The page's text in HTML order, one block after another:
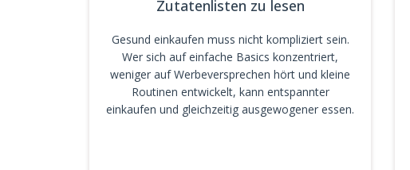
Zutatenlisten zu lesen
Gesund einkaufen muss nicht kompliziert sein.
Wer sich auf einfache Basics konzentriert,
weniger auf Werbeversprechen hört und kleine
Routinen entwickelt, kann entspannter
einkaufen und gleichzeitig ausgewogener essen.